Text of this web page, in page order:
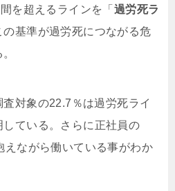
を超えるラインを「 過労死ラ
の基準が過労死につながる危
対象の22.7％は過労死ライ
ている。さらに正社員の
えながら働いている事がわか